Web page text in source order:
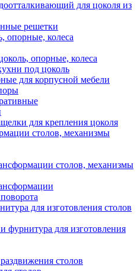
для цоколя из
решетки
опорные, колеса
опорные, колеса
под цоколь
для корпусной мебели
для крепления цоколя
столов, механизмы
столов, механизмы
для изготовления столов
фурнитура для изготовления
столов